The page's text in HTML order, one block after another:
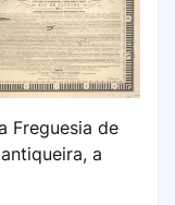
Freguesia de
a